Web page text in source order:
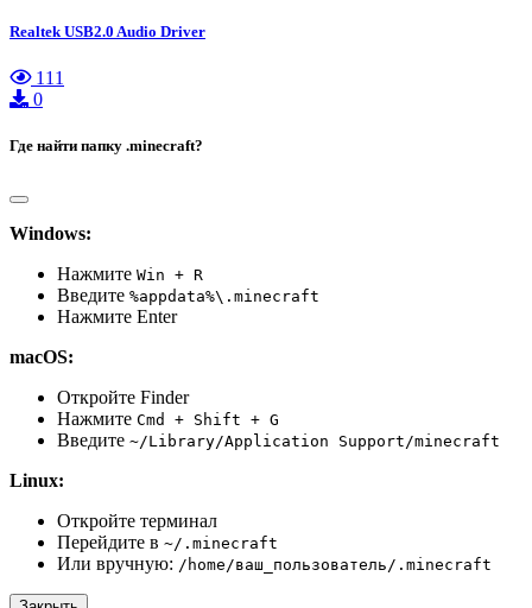
Realtek USB2.0 Audio Driver
111
0
Где найти папку .minecraft?
Windows:
Нажмите Win + R
Введите %appdata%\.minecraft
Нажмите Enter
macOS:
Откройте Finder
Нажмите Cmd + Shift + G
Введите ~/Library/Application Support/minecraft
Linux:
Откройте терминал
Перейдите в ~/.minecraft
Или вручную: /home/ваш_пользователь/.minecraft